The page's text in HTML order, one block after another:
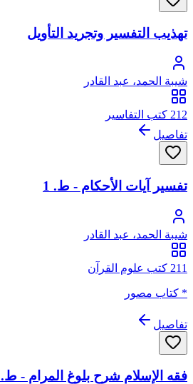
تهذيب التفسير وتجريد التأويل
شيبة الحمد، عبد القادر
212 كتب التفاسير
تفاصيل
تفسير آيات الأحكام - ط. 1
شيبة الحمد، عبد القادر
211 كتب علوم القرآن
* كتاب مصور
تفاصيل
فقه الإسلام شرح بلوغ المرام - ط. 1